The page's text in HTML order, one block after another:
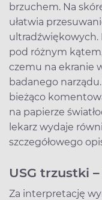
brzuchem. Na
ułatwia
ultradźwiękowych.
pod różnym
czemu na ekranie
badanego
bieżąco
na papierze
lekarz wydaje
szczegółowego
USG trzustki
Za interpretację